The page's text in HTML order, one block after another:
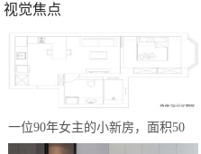
视觉焦点
一位90年女主的小新房，面积50